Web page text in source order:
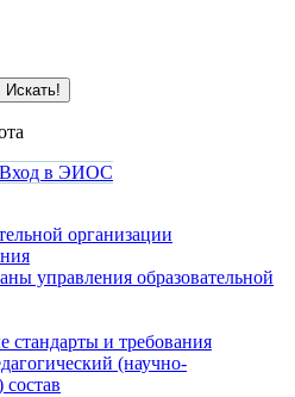
Вход в ЭИОС
организации
управления образовательной
стандарты и требования
(научно-
состав